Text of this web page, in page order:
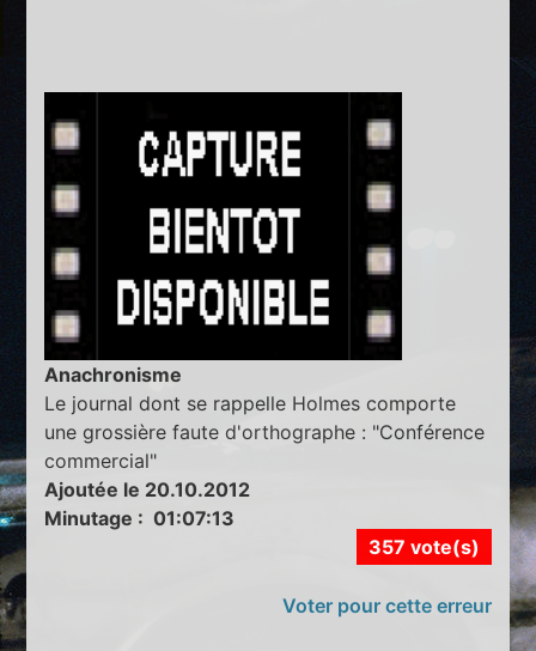
Anachronisme
Le journal dont se rappelle Holmes comporte
une grossière faute d'orthographe : "Conférence
commercial"
Ajoutée le 20.10.2012
Minutage : 01:07:13
357 vote(s)
Voter pour cette erreur